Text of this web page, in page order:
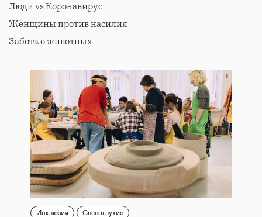
Люди vs Коронавирус
Женщины против насилия
Забота о животных
Инклюзия Слепоглухие